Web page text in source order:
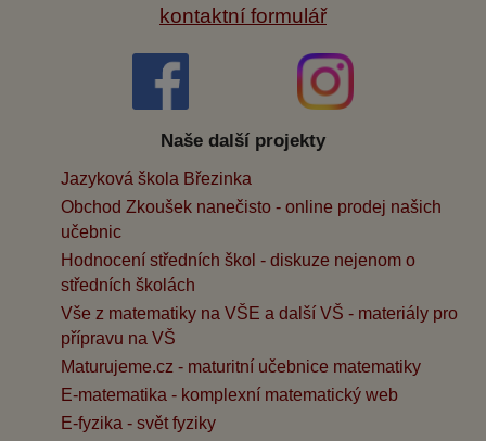
kontaktní formulář
Naše další projekty
Jazyková škola Březinka
Obchod Zkoušek nanečisto - online prodej našich
učebnic
Hodnocení středních škol - diskuze nejenom o
středních školách
Vše z matematiky na VŠE a další VŠ - materiály pro
přípravu na VŠ
Maturujeme.cz - maturitní učebnice matematiky
E-matematika - komplexní matematický web
E-fyzika - svět fyziky